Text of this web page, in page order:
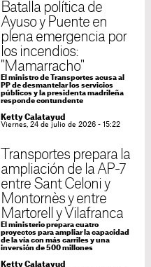
Batalla política de
Ayuso y Puente en
plena emergencia por
los incendios:
"Mamarracho"
El ministro de Transportes acusa al
PP de desmantelar los servicios
públicos y la presidenta madrileña
responde contundente
Ketty Calatayud
Viernes, 24 de julio de 2026 - 15:22
Transportes prepara la
ampliación de la AP-7
entre Sant Celoni y
Montornès y entre
Martorell y Vilafranca
El ministerio prepara cuatro
proyectos para ampliar la capacidad
de la vía con más carriles y una
inversión de 500 millones
Ketty Calatayud